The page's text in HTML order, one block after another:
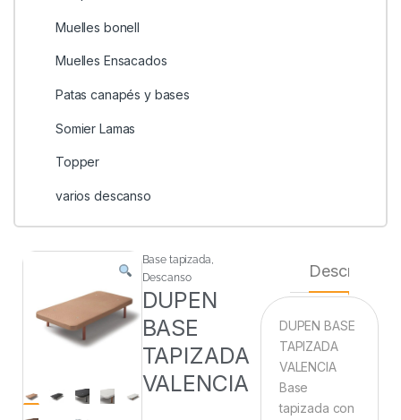
Muelles bonell
Muelles Ensacados
Patas canapés y bases
Somier Lamas
Topper
varios descanso
Base tapizada
Descanso
DUPEN
BASE
TAPIZADA
VALENCIA
Descripción
DUPEN BASE
TAPIZADA
VALENCIA
Base
tapizada con